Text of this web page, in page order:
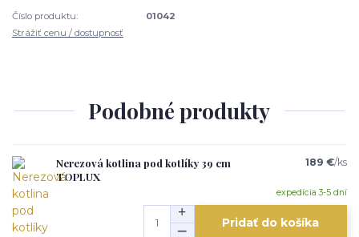
Číslo produktu:
01042
Strážiť cenu / dostupnosť
Podobné produkty
Nerezová kotlina pod kotlíky 39 cm
TOPLUX
189 €/ks
expedícia 3-5 dní
Pridať do košíka